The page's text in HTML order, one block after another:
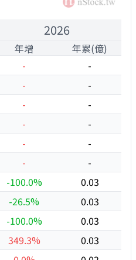
2026
年增
年累(億)
-
-
-
-
-
-
-
-
-
-
-
-
-100.0%
0.03
-26.5%
0.03
-100.0%
0.03
349.3%
0.03